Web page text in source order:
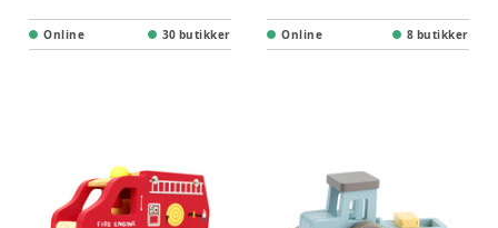
Online 30 butikker Online 8 butikker